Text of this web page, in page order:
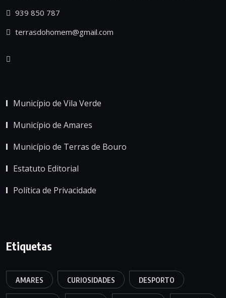
939 850 787
terrasdohomem@gmail.com
Município de Vila Verde
Município de Amares
Município de Terras de Bouro
Estatuto Editorial
Política de Privacidade
Etiquetas
AMARES CURIOSIDADES DESPORTO